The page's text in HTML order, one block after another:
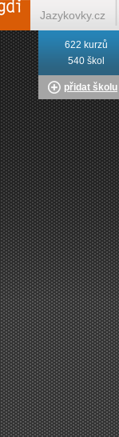
622 kurzů
540 škol
přidat školu
Jazykovky.cz
Italština on-line